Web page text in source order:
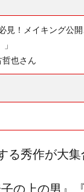
！メイキング公開
哲也さん
秀作が大集
の上の男』